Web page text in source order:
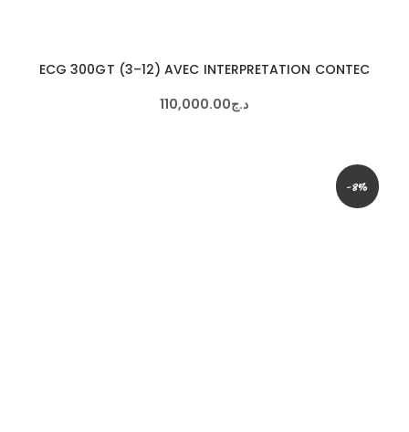
ECG 300GT (3–12) AVEC INTERPRETATION CONTEC
د.ج
110,000.00
-8%